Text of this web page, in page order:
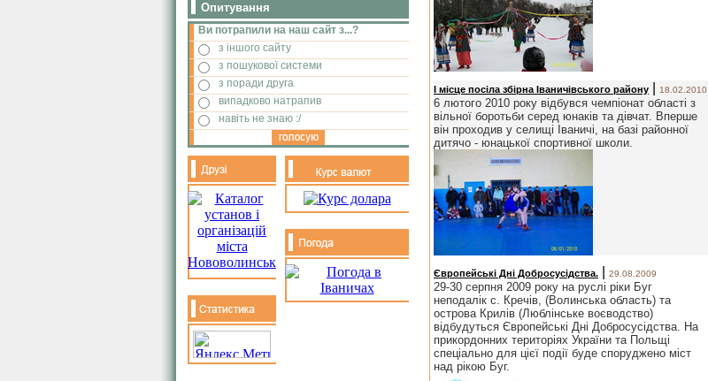
Опитування
Ви потрапили на наш сайт з...?
з іншого сайту
з пошукової системи
з поради друга
випадково натрапив
навіть не знаю :/
І місце посіла збірна Іваничівського району 18.02.2010
6 лютого 2010 року відбувся чемпіонат області з
вільної боротьби серед юнаків та дівчат. Вперше
він проходив у селищі Іваничі, на базі районної
дитячо - юнацької спортивної школи.
Європейські Дні Добросусідства. 29.08.2009
29-30 серпня 2009 року на руслі ріки Буг
неподалік с. Кречів, (Волинська область) та
острова Крилів (Люблінське воєводство)
відбудуться Європейські Дні Добросусідства. На
прикордонних територіях України та Польщі
спеціально для цієї події буде споруджено міст
над рікою Буг.